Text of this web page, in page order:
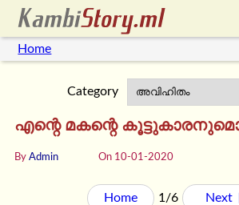
Home
Category
എന്റെ മകന്റെ
By Admin On 10-01-2020
Home 1/6 Next